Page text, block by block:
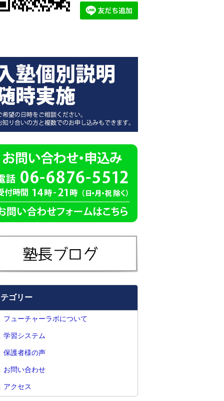
ゴリー
フューチャーラボについて
学習システム
保護者様の声
お問い合わせ
アクセス